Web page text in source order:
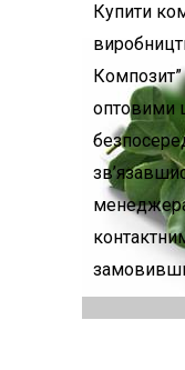
Купити
оптовими